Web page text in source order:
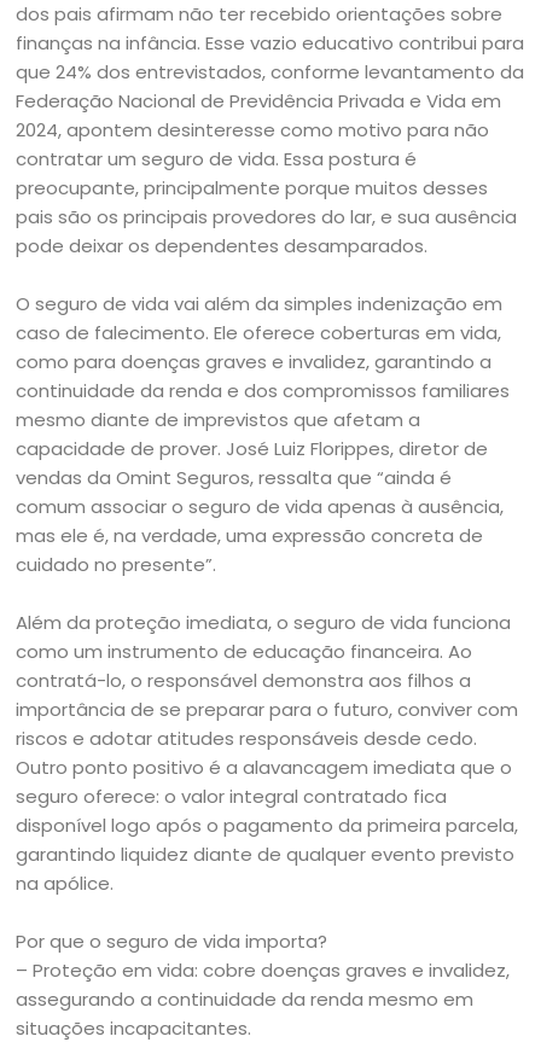
dos pais afirmam não ter recebido orientações sobre
finanças na infância. Esse vazio educativo contribui para
que 24% dos entrevistados, conforme levantamento da
Federação Nacional de Previdência Privada e Vida em
2024, apontem desinteresse como motivo para não
contratar um seguro de vida. Essa postura é
preocupante, principalmente porque muitos desses
pais são os principais provedores do lar, e sua ausência
pode deixar os dependentes desamparados.
O seguro de vida vai além da simples indenização em
caso de falecimento. Ele oferece coberturas em vida,
como para doenças graves e invalidez, garantindo a
continuidade da renda e dos compromissos familiares
mesmo diante de imprevistos que afetam a
capacidade de prover. José Luiz Florippes, diretor de
vendas da Omint Seguros, ressalta que “ainda é
comum associar o seguro de vida apenas à ausência,
mas ele é, na verdade, uma expressão concreta de
cuidado no presente”.
Além da proteção imediata, o seguro de vida funciona
como um instrumento de educação financeira. Ao
contratá-lo, o responsável demonstra aos filhos a
importância de se preparar para o futuro, conviver com
riscos e adotar atitudes responsáveis desde cedo.
Outro ponto positivo é a alavancagem imediata que o
seguro oferece: o valor integral contratado fica
disponível logo após o pagamento da primeira parcela,
garantindo liquidez diante de qualquer evento previsto
na apólice.
Por que o seguro de vida importa?
– Proteção em vida: cobre doenças graves e invalidez,
assegurando a continuidade da renda mesmo em
situações incapacitantes.